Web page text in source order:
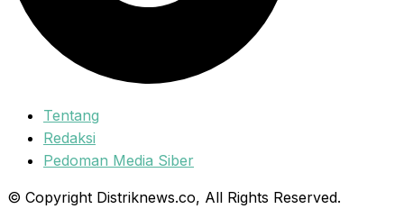
Tentang
Redaksi
Pedoman Media Siber
© Copyright Distriknews.co, All Rights Reserved.